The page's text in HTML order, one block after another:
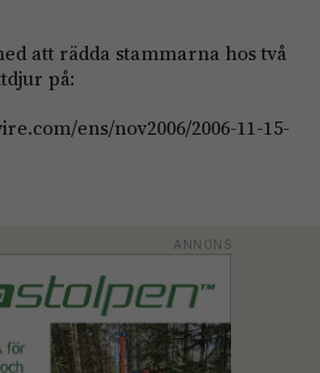
att rädda stammarna hos två
på:
ens/nov2006/2006-11-15-